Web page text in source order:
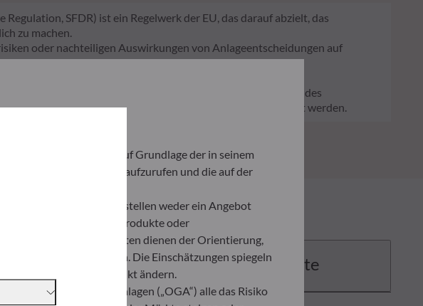
SFDR) ist ein Regelwerk der EU, das darauf abzielt, das
zu machen.
oder nachteiligen Auswirkungen von Anlageentscheidungen auf
oder Soziales und/oder Governance) in den
Anlageziel, das wesentlich zu den Herausforderungen des
Datenanbieter der Verwaltungsgesellschaft bereitgestellt werden.
Dokumente
zur Kenntnis:
ist gehalten, sich auf Grundlage der in seinem
ist, diese Seiten aufzurufen und die auf der
und stellen weder ein Angebot
der aufgeführten Produkte oder
verfügbaren Dokumenten dienen der Orientierung,
AM geändert werden. Die Einschätzungen spiegeln
einem späteren Zeitpunkt ändern.
für gemeinsame Anlagen („OGA“) alle das Risiko